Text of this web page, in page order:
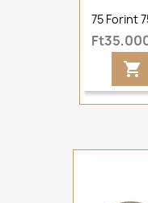
75 Forint
